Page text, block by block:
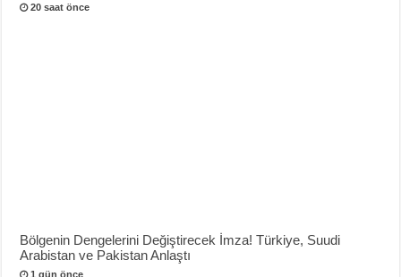
20 saat önce
Bölgenin Dengelerini Değiştirecek İmza! Türkiye, Suudi
Arabistan ve Pakistan Anlaştı
1 gün önce